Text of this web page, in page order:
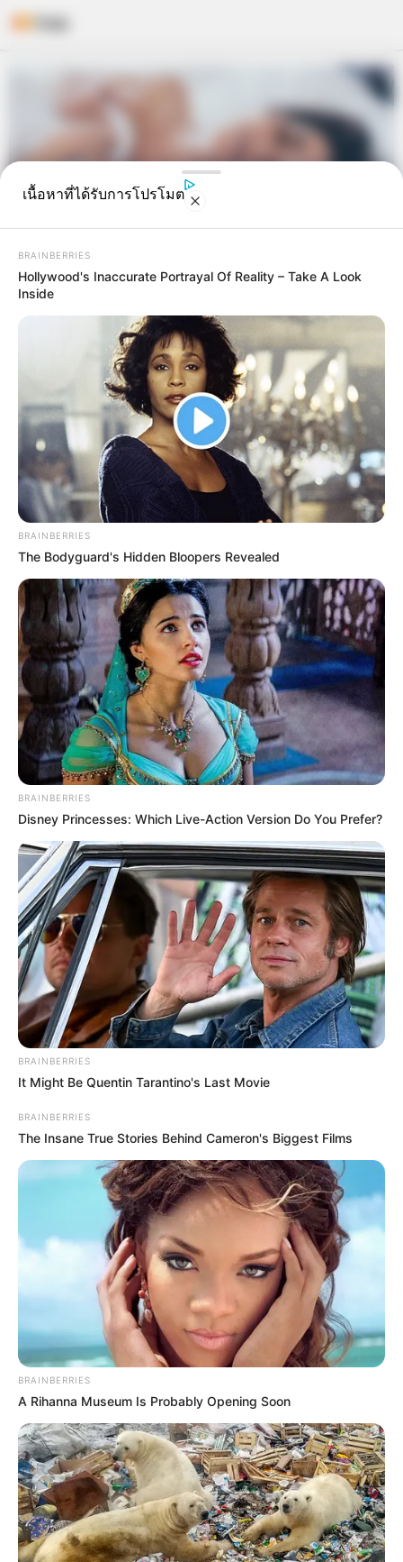
จะเกิดอะไรขึ้นบ้างนะ ถ้าฝันว่า…..แก้
ผ้า
เจ้าหมอดู 5 ก.ย. 2019 4
แชร์
อุ๊ยตาย ว๊ายกรี๊ด ….อยู่ดีๆ แม่หมอวันนี้มาแนวไหน มา
ทำนายฝันซะอย่างนั้น !!
แต่เชื่อแม่หมอเถอะ ว่าจะต้องมี
หลายคนที่เคยฝันว่า แก้ผ้า หรือในฝนเห็นคนอื่นอื่นแก้ผ้า
โทงๆ พอตื่นมาก็ไม่ได้สนใจจะอยากรู้ความหมายอะไร
เพราะไม่คิดว่ามีอะไรแอบแฝง แต่คุณขาาาาาา ความจริง
แล้วมันมีคำทำนายเกี่ยวกับความฝันเรื่องแก้ผ้าด้วยนะคะ
และที่สำคัญบอกเลขเด็ดได้ด้วยน๊าาาา 🙂
ฝันว่า แก้ผ้า
จะมีการพบปะคนจำนวนมากมักเจอเหตุการณ์หรือคำพูดที่
ไม่ค่อยน่าพอใจนัก จะมีคนมาเล่าเรื่องราวความทุกข์คุณให้
เห็นใจและให้คุณช่วยแก้ปัญหา โชคลาภมีแต่ต้องไขว่คว้า
เอง
ทำนายฝัน : แก้ผ้า
ดวงความรัก
ความรักไม่ได้ดังใจที่คุณคิดไว้ มักได้ยินเรื่องราวที่ทำให้ไม่
สบายใจอยู่เป็นประจำ
คบกันแบบเพื่อนมานานจะสวีตหวานแหววขึ้นในพริบตา คิด
เตรียมแผนวิวาห์สายฟ้าแลบได้เลย
ปัญหาทางความรักจะมาจากอารมณ์ของคุณเอง ถ้าควบคุม
อารมณ์ได้ดีก็ยังราบรื่นเป็นปกติดี
เนื้อหาที่ได้รับการโปรโมต
BRAINBERRIES
Hollywood's Inaccurate Portrayal Of Reality – Take A Look
Inside
BRAINBERRIES
The Bodyguard's Hidden Bloopers Revealed
BRAINBERRIES
Disney Princesses: Which Live-Action Version Do You Prefer?
BRAINBERRIES
It Might Be Quentin Tarantino's Last Movie
BRAINBERRIES
The Insane True Stories Behind Cameron's Biggest Films
BRAINBERRIES
A Rihanna Museum Is Probably Opening Soon